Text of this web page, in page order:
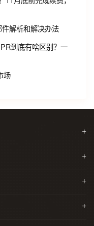
解析和解决办法
到底有啥区别？一
场
+
+
+
+